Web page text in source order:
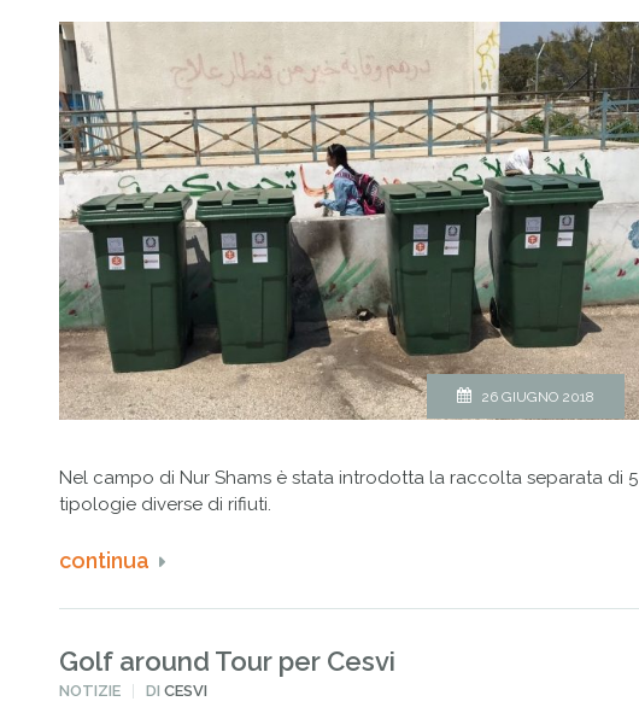
26 GIUGNO 2018
Nel campo di Nur Shams è stata introdotta la raccolta separata di 5
tipologie diverse di rifiuti.
continua
Golf around Tour per Cesvi
PUBBLICATO
NOTIZIE DICESVI